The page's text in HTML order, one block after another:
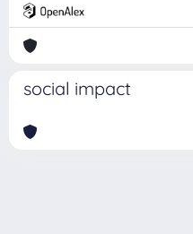
social impact